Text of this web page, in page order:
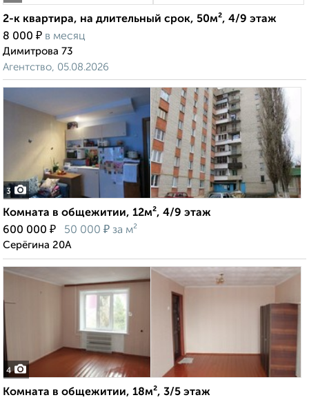
2-к квартира, на длительный срок, 50м², 4/9 этаж
8 000 ₽ в месяц
Димитрова 73
Агентство, 05.08.2026
3
Комната в общежитии, 12м², 4/9 этаж
600 000 ₽ 50 000 ₽ за м²
Серёгина 20А
4
Комната в общежитии, 18м², 3/5 этаж